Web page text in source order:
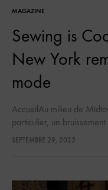
MAGAZINE
Sewing is
New York
mode
AccueilAu milieu de
particulier, un
des claviers et des
SEPTEMBRE 29, 2025